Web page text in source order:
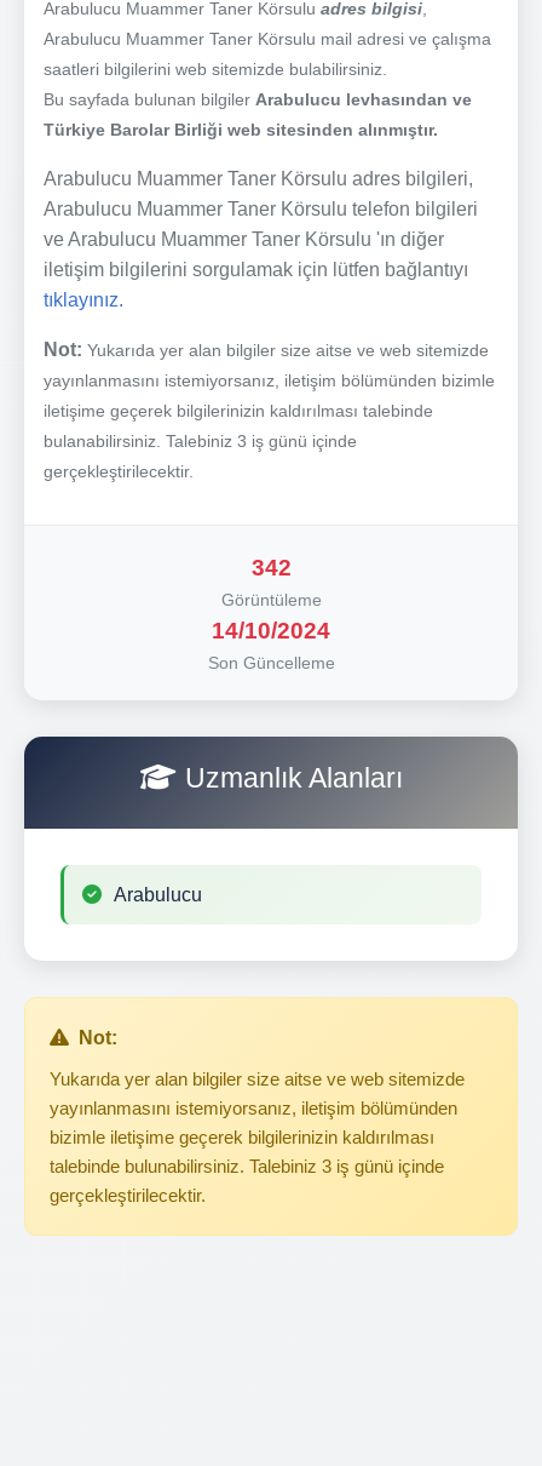
Arabulucu Muammer Taner Körsulu adres bilgisi
Arabulucu Muammer Taner Körsulu mail adresi ve çalışma
saatleri bilgilerini web sitemizde bulabilirsiniz.
Bu sayfada bulunan bilgiler Arabulucu levhasından ve
Türkiye Barolar Birliği web sitesinden alınmıştır.
Arabulucu Muammer Taner Körsulu adres bilgileri,
Arabulucu Muammer Taner Körsulu telefon bilgileri
ve Arabulucu Muammer Taner Körsulu 'ın diğer
iletişim bilgilerini sorgulamak için lütfen bağlantıyı
tıklayınız.
Not: Yukarıda yer alan bilgiler size aitse ve web sitemizde
yayınlanmasını istemiyorsanız, iletişim bölümünden bizimle
iletişime geçerek bilgilerinizin kaldırılması talebinde
bulanabilirsiniz. Talebiniz 3 iş günü içinde
gerçekleştirilecektir.
342
Görüntüleme
14/10/2024
Son Güncelleme
Uzmanlık Alanları
Arabulucu
Not:
Yukarıda yer alan bilgiler size aitse ve web sitemizde
yayınlanmasını istemiyorsanız, iletişim bölümünden
bizimle iletişime geçerek bilgilerinizin kaldırılması
talebinde bulunabilirsiniz. Talebiniz 3 iş günü içinde
gerçekleştirilecektir.